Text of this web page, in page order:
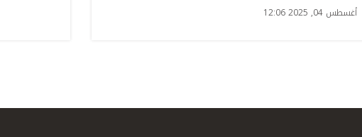
أغسطس 04, 2025 12:06